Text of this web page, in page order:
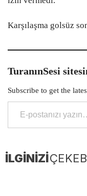
Karşılaşma golsüz
TuranınSesi
Subscribe to get the
E-postanızı yazın…
İLGİNİZİ